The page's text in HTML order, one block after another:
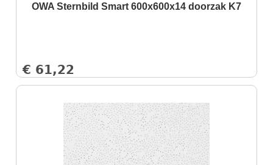
OWA Sternbild Smart 600x600x14 doorzak K7
€ 61,22